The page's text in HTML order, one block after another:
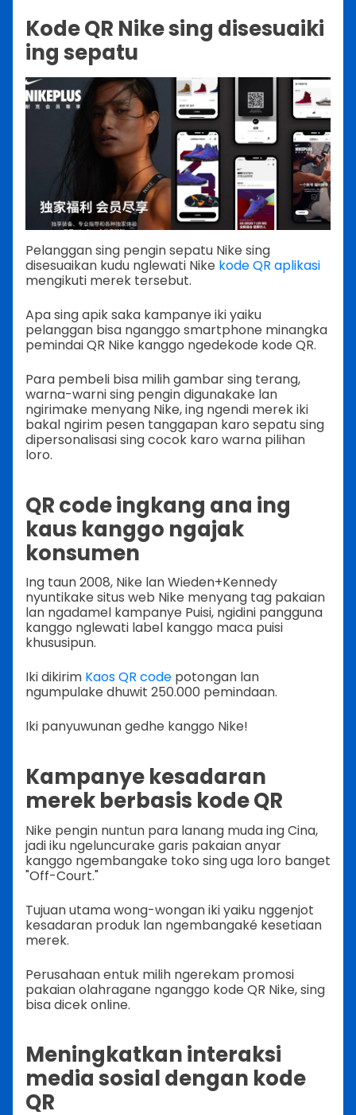
Kode QR Nike sing disesuaiki
ing sepatu
Pelanggan sing pengin sepatu Nike sing
disesuaikan kudu nglewati Nike kode QR aplikasi
mengikuti merek tersebut.
Apa sing apik saka kampanye iki yaiku
pelanggan bisa nganggo smartphone minangka
pemindai QR Nike kanggo ngedekode kode QR.
Para pembeli bisa milih gambar sing terang,
warna-warni sing pengin digunakake lan
ngirimake menyang Nike, ing ngendi merek iki
bakal ngirim pesen tanggapan karo sepatu sing
dipersonalisasi sing cocok karo warna pilihan
loro.
QR code ingkang ana ing
kaus kanggo ngajak
konsumen
Ing taun 2008, Nike lan Wieden+Kennedy
nyuntikake situs web Nike menyang tag pakaian
lan ngadamel kampanye Puisi, ngidini pangguna
kanggo nglewati label kanggo maca puisi
khususipun.
Iki dikirim Kaos QR code potongan lan
ngumpulake dhuwit 250.000 pemindaan.
Iki panyuwunan gedhe kanggo Nike!
Kampanye kesadaran
merek berbasis kode QR
Nike pengin nuntun para lanang muda ing Cina,
jadi iku ngeluncurake garis pakaian anyar
kanggo ngembangake toko sing uga loro banget
"Off-Court."
Tujuan utama wong-wongan iki yaiku nggenjot
kesadaran produk lan ngembangaké kesetiaan
merek.
Perusahaan entuk milih ngerekam promosi
pakaian olahragane nganggo kode QR Nike, sing
bisa dicek online.
Meningkatkan interaksi
media sosial dengan kode
QR